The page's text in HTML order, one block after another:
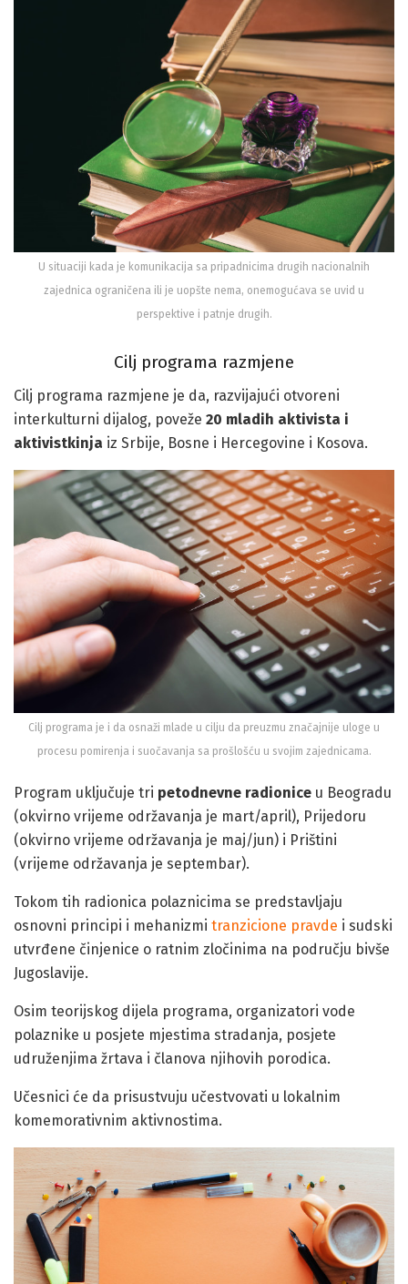
U situaciji kada je komunikacija sa pripadnicima drugih nacionalnih
zajednica ograničena ili je uopšte nema, onemogućava se uvid u
perspektive i patnje drugih.
Cilj programa razmjene
Cilj programa razmjene je da, razvijajući otvoreni
interkulturni dijalog, poveže 20 mladih aktivista i
aktivistkinja iz Srbije, Bosne i Hercegovine i Kosova.
Cilj programa je i da osnaži mlade u cilju da preuzmu značajnije uloge u
procesu pomirenja i suočavanja sa prošlošću u svojim zajednicama.
Program uključuje tri petodnevne radionice u Beogradu
(okvirno vrijeme održavanja je mart/april), Prijedoru
(okvirno vrijeme održavanja je maj/jun) i Prištini
(vrijeme održavanja je septembar).
Tokom tih radionica polaznicima se predstavljaju
osnovni principi i mehanizmi tranzicione pravde i sudski
utvrđene činjenice o ratnim zločinima na području bivše
Jugoslavije.
Osim teorijskog dijela programa, organizatori vode
polaznike u posjete mjestima stradanja, posjete
udruženjima žrtava i članova njihovih porodica.
Učesnici će da prisustvuju učestvovati u lokalnim
komemorativnim aktivnostima.